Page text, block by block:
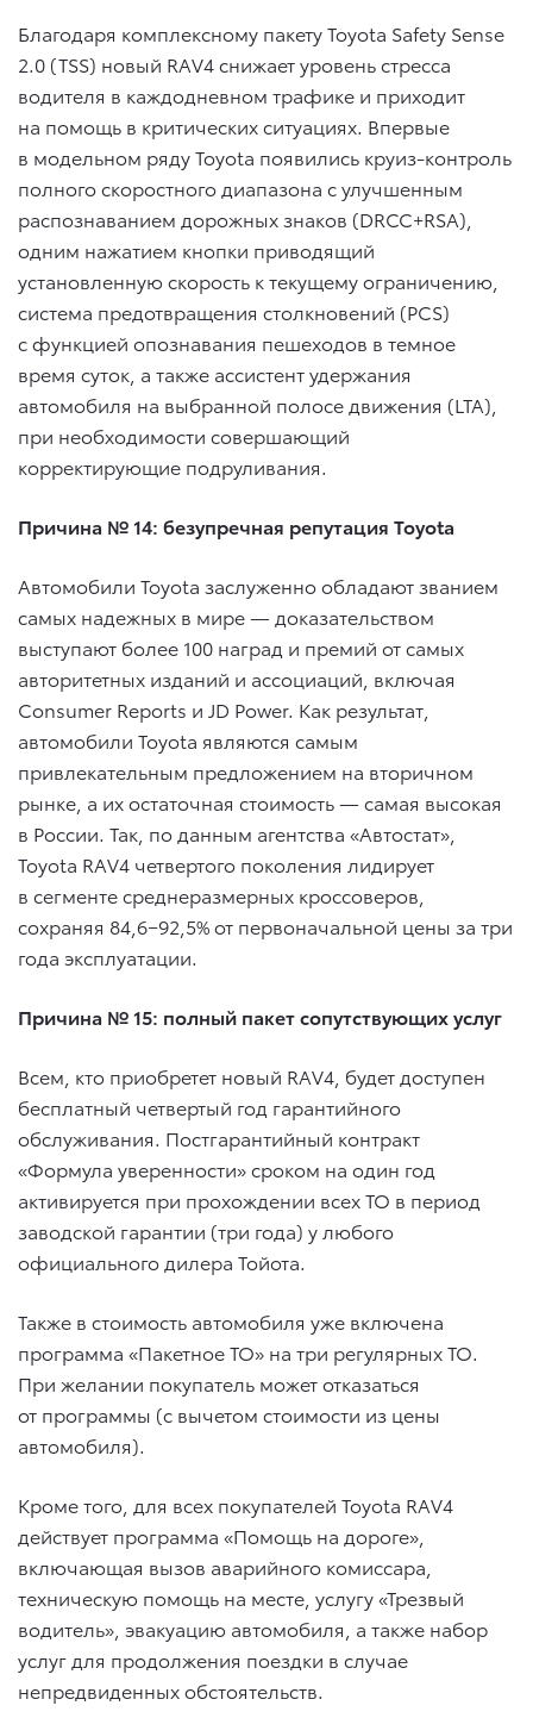
Благодаря комплексному пакету Toyota Safety Sense
2.0 (TSS) новый RAV4 снижает уровень стресса
водителя в каждодневном трафике и приходит
на помощь в критических ситуациях. Впервые
в модельном ряду Toyota появились круиз-контроль
полного скоростного диапазона с улучшенным
распознаванием дорожных знаков (DRCC+RSA),
одним нажатием кнопки приводящий
установленную скорость к текущему ограничению,
система предотвращения столкновений (PCS)
с функцией опознавания пешеходов в темное
время суток, а также ассистент удержания
автомобиля на выбранной полосе движения (LTA),
при необходимости совершающий
корректирующие подруливания.
Причина № 14: безупречная репутация Toyota
Автомобили Toyota заслуженно обладают званием
самых надежных в мире — доказательством
выступают более 100 наград и премий от самых
авторитетных изданий и ассоциаций, включая
Consumer Reports и JD Power. Как результат,
автомобили Toyota являются самым
привлекательным предложением на вторичном
рынке, а их остаточная стоимость — самая высокая
в России. Так, по данным агентства «Автостат»,
Toyota RAV4 четвертого поколения лидирует
в сегменте среднеразмерных кроссоверов,
сохраняя 84,6−92,5% от первоначальной цены за три
года эксплуатации.
Причина № 15: полный пакет сопутствующих услуг
Всем, кто приобретет новый RAV4, будет доступен
бесплатный четвертый год гарантийного
обслуживания. Постгарантийный контракт
«Формула уверенности» сроком на один год
активируется при прохождении всех ТО в период
заводской гарантии (три года) у любого
официального дилера Тойота.
Также в стоимость автомобиля уже включена
программа «Пакетное ТО» на три регулярных ТО.
При желании покупатель может отказаться
от программы (с вычетом стоимости из цены
автомобиля).
Кроме того, для всех покупателей Toyota RAV4
действует программа «Помощь на дороге»,
включающая вызов аварийного комиссара,
техническую помощь на месте, услугу «Трезвый
водитель», эвакуацию автомобиля, а также набор
услуг для продолжения поездки в случае
непредвиденных обстоятельств.